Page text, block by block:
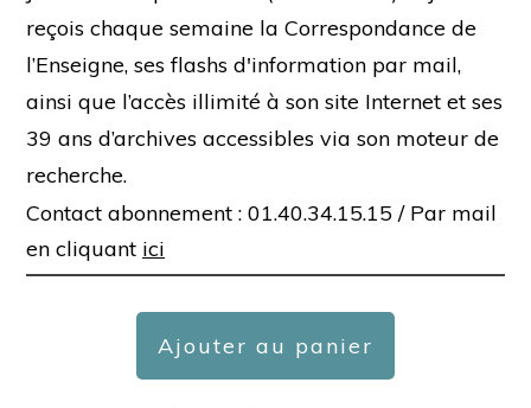
reçois chaque semaine la Correspondance de
l’Enseigne, ses flashs d'information par mail,
ainsi que l’accès illimité à son site Internet et ses
39 ans d’archives accessibles via son moteur de
recherche.
Contact abonnement : 01.40.34.15.15 / Par mail
en cliquant ici
Ajouter au panier